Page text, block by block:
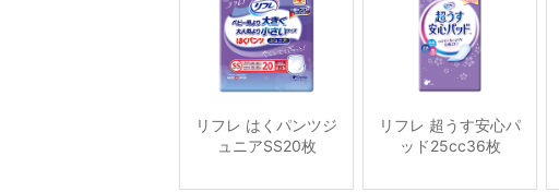
リフレ はくパンツジ
ュニアSS20枚
リフレ 超うす安心パ
ッド25cc36枚